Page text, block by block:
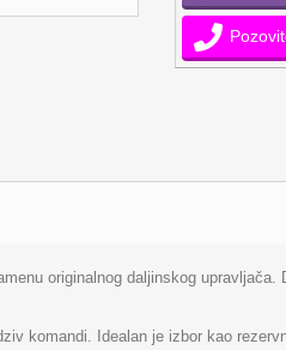
originalnog daljinskog upravljača.
komandi. Idealan je izbor kao